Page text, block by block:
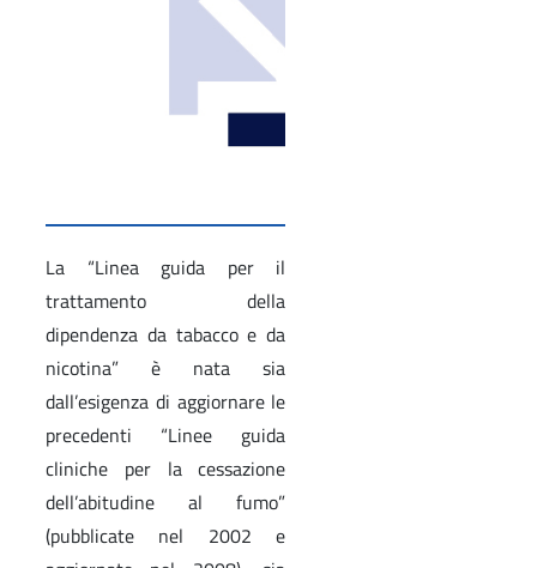
La “Linea guida per il
trattamento della
dipendenza da tabacco e da
nicotina” è nata sia
dall’esigenza di aggiornare le
precedenti “Linee guida
cliniche per la cessazione
dell’abitudine al fumo”
(pubblicate nel 2002 e